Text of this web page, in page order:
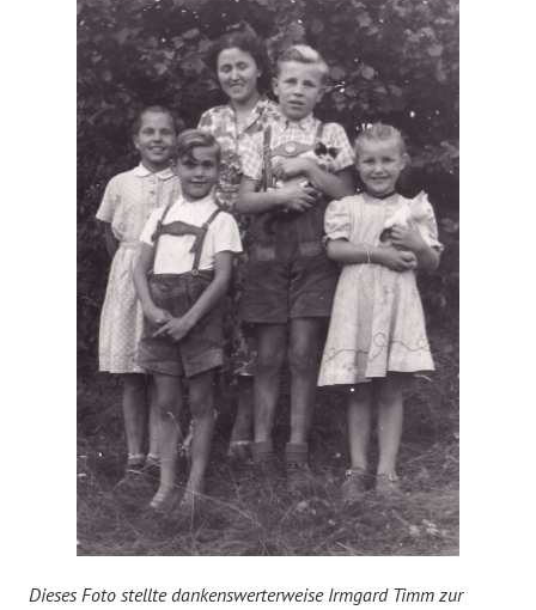
Dieses Foto stellte dankenswerterweise Irmgard Timm zur